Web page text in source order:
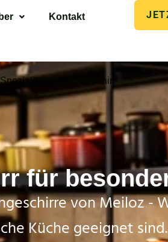
Kontakt
Kochgeschirr
für
von Meiloz -
Küche geeignet